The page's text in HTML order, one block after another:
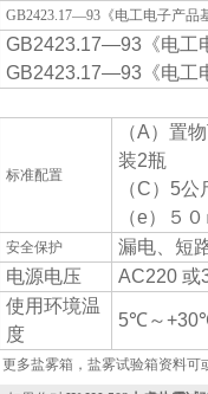
GB2423.17—93《电工电子产品
GB2423.17—93《电工
GB2423.17—93《电工
标准配置
（A）置
装2瓶
（C）5
（e）５
安全保护
漏电、短
电源电压
AC220 或
使用环境温
度
5℃～
更多盐雾箱，盐雾试验箱资料可